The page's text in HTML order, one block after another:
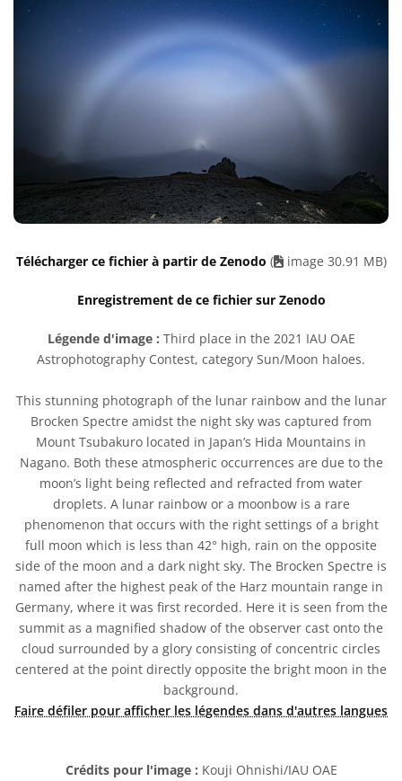
Télécharger ce fichier à partir de Zenodo ( image 30.91 MB)
Enregistrement de ce fichier sur Zenodo
Légende d'image : Third place in the 2021 IAU OAE
Astrophotography Contest, category Sun/Moon haloes.
This stunning photograph of the lunar rainbow and the lunar
Brocken Spectre amidst the night sky was captured from
Mount Tsubakuro located in Japan’s Hida Mountains in
Nagano. Both these atmospheric occurrences are due to the
moon’s light being reflected and refracted from water
droplets. A lunar rainbow or a moonbow is a rare
phenomenon that occurs with the right settings of a bright
full moon which is less than 42° high, rain on the opposite
side of the moon and a dark night sky. The Brocken Spectre is
named after the highest peak of the Harz mountain range in
Germany, where it was first recorded. Here it is seen from the
summit as a magnified shadow of the observer cast onto the
cloud surrounded by a glory consisting of concentric circles
centered at the point directly opposite the bright moon in the
background.
Faire défiler pour afficher les légendes dans d'autres langues
Crédits pour l'image : Kouji Ohnishi/IAU OAE